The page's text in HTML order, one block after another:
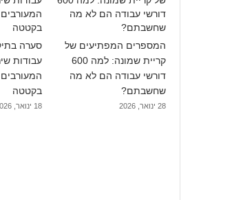
המספרים המפתיעים של
קריית שמונה: למה 600
דורשי עבודה הם לא מה
שחשבתם?
28 ינואר, 2026
סערה
עבודות
בקטטה
18 ינואר, 2026